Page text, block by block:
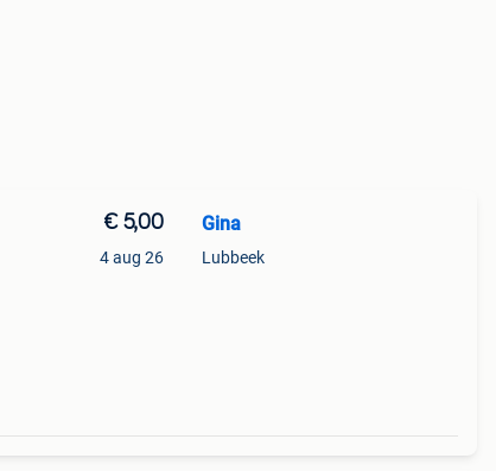
€ 5,00
4 aug 26
Gina
Lubbeek